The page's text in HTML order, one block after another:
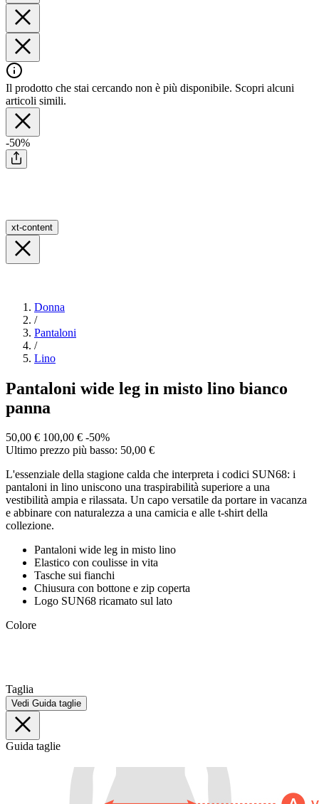
Il prodotto che stai cercando non è più disponibile. Scopri alcuni
articoli simili.
-50%
xt-content
Donna
/
Pantaloni
/
Lino
Pantaloni wide leg in misto lino bianco
panna
50,00 € 100,00 € -50%
Ultimo prezzo più basso: 50,00 €
L'essenziale della stagione calda che interpreta i codici SUN68: i
pantaloni in lino uniscono una traspirabilità superiore a una
vestibilità ampia e rilassata. Un capo versatile da portare in vacanza
e abbinare con naturalezza a una camicia e alle t-shirt della
collezione.
Pantaloni wide leg in misto lino
Elastico con coulisse in vita
Tasche sui fianchi
Chiusura con bottone e zip coperta
Logo SUN68 ricamato sul lato
Colore
Taglia
Vedi Guida taglie
Guida taglie